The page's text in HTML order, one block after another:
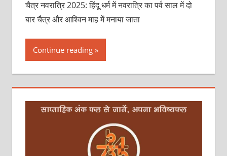
चैत्र नवरात्रि 2025: हिंदू धर्म में नवरात्रि का पर्व साल में दो
बार चैत्र और आश्विन माह में मनाया जाता
Continue reading